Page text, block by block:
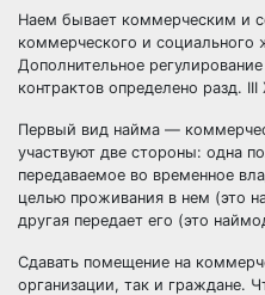
Наем бывает коммерческим и
коммерческого и социального
Дополнительное
контрактов определено разд.
Первый вид найма —
участвуют две стороны: одна
передаваемое во временное
целью проживания в нем (это
другая передает его (это
Сдавать помещение на
организации, так и граждане.